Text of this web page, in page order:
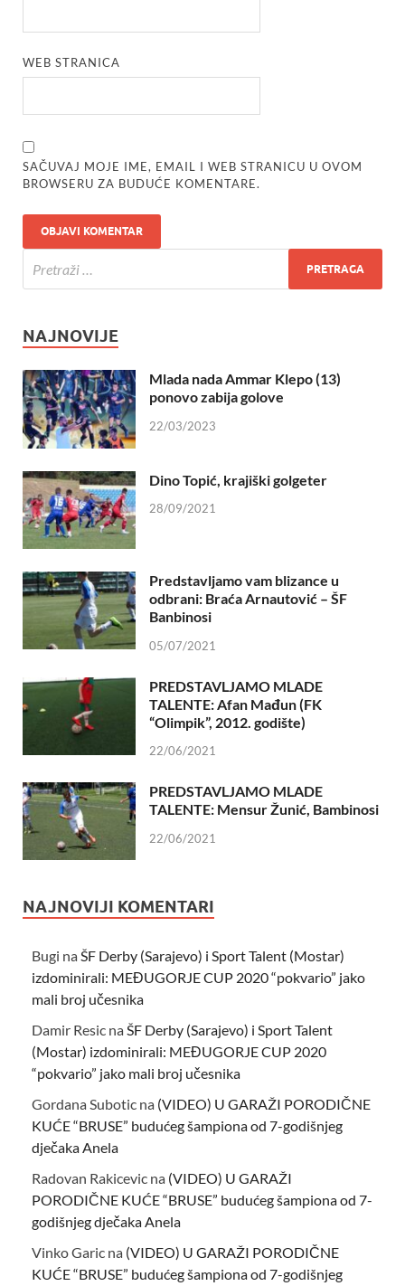
WEB STRANICA
SAČUVAJ MOJE IME, EMAIL I WEB STRANICU U OVOM
BROWSERU ZA BUDUĆE KOMENTARE.
NAJNOVIJE
Mlada nada Ammar Klepo (13)
ponovo zabija golove
22/03/2023
Dino Topić, krajiški golgeter
28/09/2021
Predstavljamo vam blizance u
odbrani: Braća Arnautović – ŠF
Banbinosi
05/07/2021
PREDSTAVLJAMO MLADE
TALENTE: Afan Mađun (FK
“Olimpik”, 2012. godište)
22/06/2021
PREDSTAVLJAMO MLADE
TALENTE: Mensur Žunić, Bambinosi
22/06/2021
NAJNOVIJI KOMENTARI
Bugi naŠF Derby (Sarajevo) i Sport Talent (Mostar)
izdominirali: MEĐUGORJE CUP 2020 “pokvario” jako
mali broj učesnika
Damir Resic naŠF Derby (Sarajevo) i Sport Talent
(Mostar) izdominirali: MEĐUGORJE CUP 2020
“pokvario” jako mali broj učesnika
Gordana Subotic na (VIDEO) U GARAŽI PORODIČNE
KUĆE “BRUSE” budućeg šampiona od 7-godišnjeg
dječaka Anela
Radovan Rakicevic na (VIDEO) U GARAŽI
PORODIČNE KUĆE “BRUSE” budućeg šampiona od 7-
godišnjeg dječaka Anela
Vinko Garic na (VIDEO) U GARAŽI PORODIČNE
KUĆE “BRUSE” budućeg šampiona od 7-godišnjeg